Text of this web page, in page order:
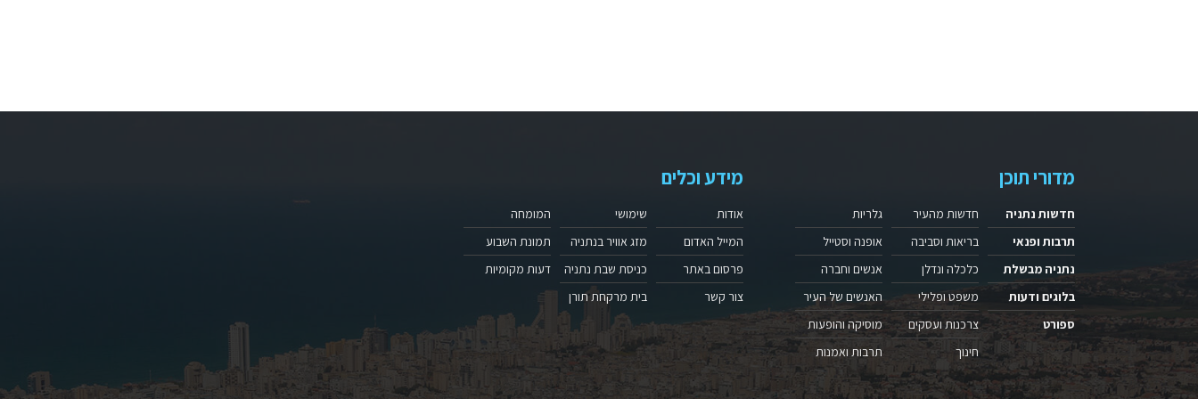
מדורי תוכן
חדשות נתניה
תרבות ופנאי
נתניה מבשלת
בלוגים ודעות
ספורט
חדשות מהעיר
בריאות וסביבה
כלכלה ונדלן
משפט ופלילי
צרכנות ועסקים
חינוך
גלריות
אופנה וסטייל
אנשים וחברה
האנשים של העיר
מוסיקה והופעות
תרבות ואמנות
מידע וכלים
אודות
המייל האדום
פרסום באתר
צור קשר
שימושי
מזג אוויר בנתניה
כניסת שבת נתניה
בית מרקחת תורן
המומחה
תמונת השבוע
דעות מקומיות